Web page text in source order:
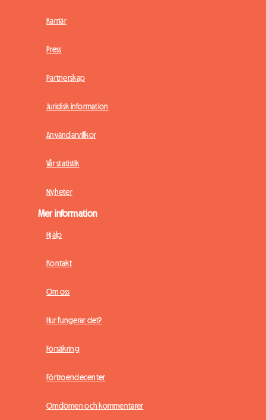
Karriär
Press
Partnerskap
Juridisk information
Användarvillkor
Vår statistik
Nyheter
Mer information
Hjälp
Kontakt
Om oss
Hur fungerar det?
Försäkring
Förtroendecenter
Omdömen och kommentarer